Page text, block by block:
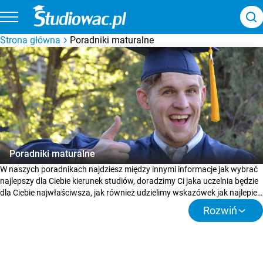
Strona główna Poradniki maturalne
Poradniki maturalne
W naszych poradnikach najdziesz między innymi informacje jak wybrać
najlepszy dla Ciebie kierunek studiów, doradzimy Ci jaka uczelnia będzie
dla Ciebie najwłaściwsza, jak również udzielimy wskazówek jak najlepiej
Rozwiń